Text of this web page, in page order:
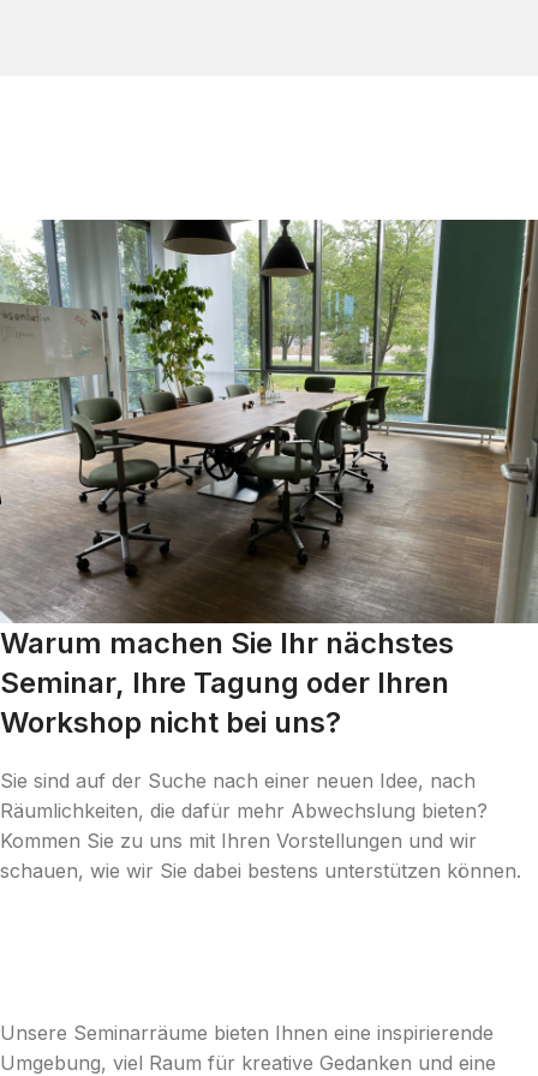
Warum machen Sie Ihr nächstes
Seminar, Ihre Tagung oder Ihren
Workshop nicht bei uns?
Sie sind auf der Suche nach einer neuen Idee, nach
Räumlichkeiten, die dafür mehr Abwechslung bieten?
Kommen Sie zu uns mit Ihren Vorstellungen und wir
schauen, wie wir Sie dabei bestens unterstützen können.
Unsere Seminarräume bieten Ihnen eine inspirierende
Umgebung, viel Raum für kreative Gedanken und eine